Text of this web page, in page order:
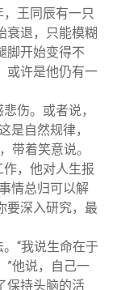
王同辰有一只
衰退，只能模糊
脚开始变得不
或许是他仍有一
伤。或者说，
是自然规律，
带着笑意说。
，他对人生报
情总归可以解
要深入研究，最
“我说生命在于
”他说，自己一
保持头脑的活